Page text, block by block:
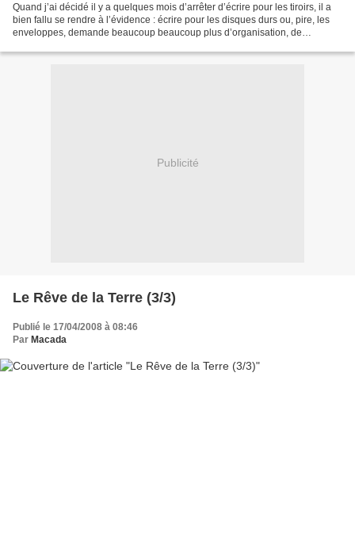
Quand j’ai décidé il y a quelques mois d’arrêter d’écrire pour les tiroirs, il a
bien fallu se rendre à l’évidence : écrire pour les disques durs ou, pire, les
enveloppes, demande beaucoup beaucoup plus d’organisation, de
Publicité
Le Rêve de la Terre (3/3)
Publié le 17/04/2008 à 08:46
Par Macada